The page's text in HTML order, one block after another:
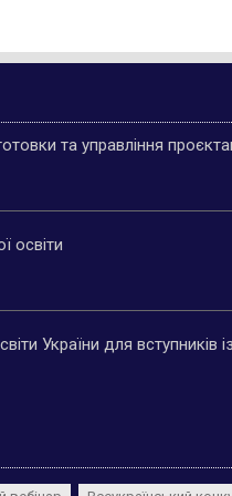
та управління
освіти
України для